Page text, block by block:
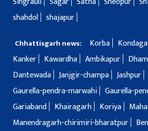
shahdol shajapur
Chhattisgarh news: Korba
Kanker
Kawardha Ambikapur
Dantewada Janjgir-champa Jashpur
Gaurella-pendra-marwahi Gaurella-
Gariaband
Khairagarh Koriya
Manendragarh-chirimiri-bharatpur